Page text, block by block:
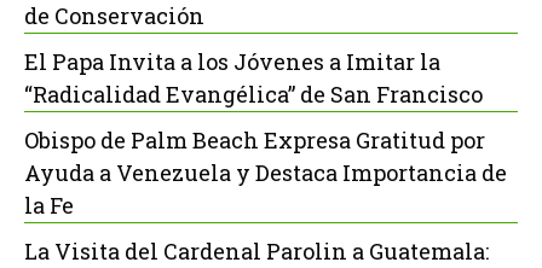
de Conservación
El Papa Invita a los Jóvenes a Imitar la
“Radicalidad Evangélica” de San Francisco
Obispo de Palm Beach Expresa Gratitud por
Ayuda a Venezuela y Destaca Importancia de
la Fe
La Visita del Cardenal Parolin a Guatemala: